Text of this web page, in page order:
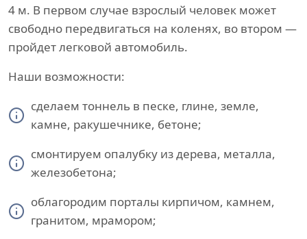
4 м. В первом случае взрослый человек может
свободно передвигаться на коленях, во втором —
пройдет легковой автомобиль.
Наши возможности:
сделаем тоннель в песке, глине, земле,
камне, ракушечнике, бетоне;
смонтируем опалубку из дерева, металла,
железобетона;
облагородим порталы кирпичом, камнем,
гранитом, мрамором;